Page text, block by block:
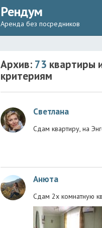
Рендум
Аренда без посредников
Архив: 73 квартиры
критериям
Светлана
Сдам квартиру, на
Анюта
Сдам 2х комнатную